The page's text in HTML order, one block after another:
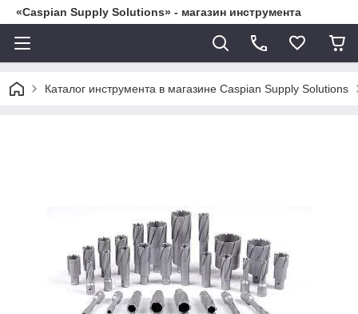
«Caspian Supply Solutions» - магазин инструмента
Каталог инструмента в магазине Caspian Supply Solutions